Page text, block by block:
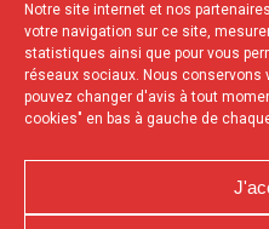
Notre site internet et nos
votre navigation sur ce site,
statistiques ainsi que pour vous
réseaux sociaux. Nous conservons
pouvez changer d'avis à tout
cookies" en bas à gauche de